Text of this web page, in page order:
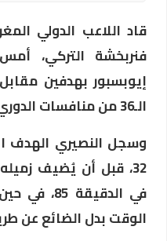
قاد اللاعب الدولي
فنربخشة التركي،
إيوبسبور بهدفين
الـ36 من منافسات الدوري التركي الممتاز لكرة القدم.
وسجل النصيري الهدف
32، قبل أن يُضيف
في
الوقت بدل الضائع عن